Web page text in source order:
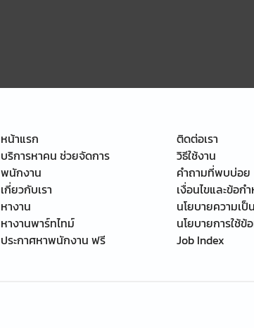
หน้าแรก
บริการหาคน ช่วยจัดการ
พนักงาน
เกี่ยวกับเรา
หางาน
หางานพาร์ทไทม์
ประกาศหาพนักงาน ฟรี
ติดต่อเรา
วิธีใช้งาน
คำถามที่พบบ่อย
เงื่อนไขและข้อก
นโยบายความเ
นโยบายการใช้
Job Index